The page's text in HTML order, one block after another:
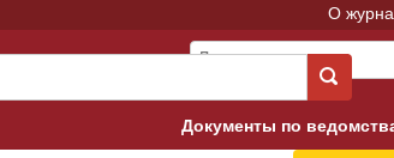
О
Документы по